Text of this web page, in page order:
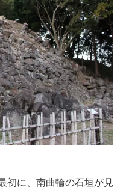
初に、南曲輪の石垣が見